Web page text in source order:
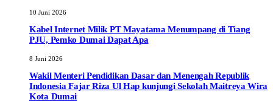
10 Juni 2026
Kabel Internet Milik PT Mayatama Menumpang di Tiang
PJU, Pemko Dumai Dapat Apa
8 Juni 2026
Wakil Menteri Pendidikan Dasar dan Menengah Republik
Indonesia Fajar Riza Ul Hap kunjungi Sekolah Maitreya Wira
Kota Dumai